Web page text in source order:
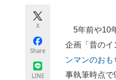
ちょっと気
X
Share
LINE
5年前や10
企画「昔のイ
ンマンのお
事執筆時点で